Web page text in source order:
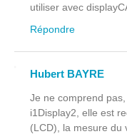
utiliser avec
Répondre
Hubert BAYRE
Je ne comprend
i1Display2, elle est
(LCD), la mesure du